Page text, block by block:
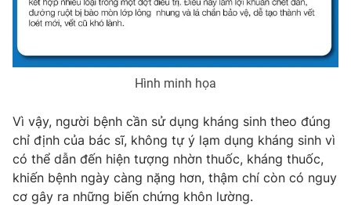
Hình minh họa
Vì vậy, người bệnh cần sử dụng kháng sinh theo đúng
chỉ định của bác sĩ, không tự ý lạm dụng kháng sinh vì
có thể dẫn đến hiện tượng nhờn thuốc, kháng thuốc,
khiến bệnh ngày càng nặng hơn, thậm chí còn có nguy
cơ gây ra những biến chứng khôn lường.